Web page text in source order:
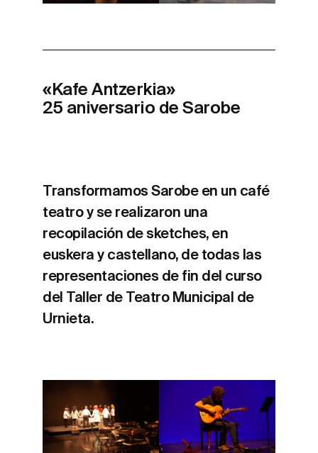
«Kafe Antzerkia»
25 aniversario de Sarobe
Transformamos Sarobe en un café
teatro y se realizaron una
recopilación de sketches, en
euskera y castellano, de todas las
representaciones de fin del curso
del Taller de Teatro Municipal de
Urnieta.